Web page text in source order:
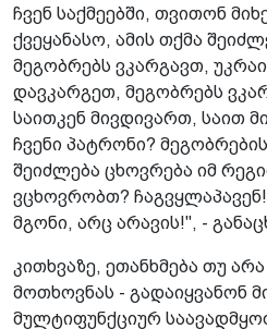
ჩვენ საქმეებში, თვითონ
ქვეყანასო, ამის თქმა
მეგობრებს ვკარგავთ,
დავკარგეთ, მეგობრებს
საითკენ მივდივართ, საით
ჩვენი პატრონი?
შეიძლება ცხოვრება იმ
ვცხოვრობთ? ჩაგვყლაპავენ!
მგონი, არც არავის!", -
კითხვაზე, ეთანხმება თუ
მოთხოვნას - გადაიყვანონ
მულტიფუნქციურ